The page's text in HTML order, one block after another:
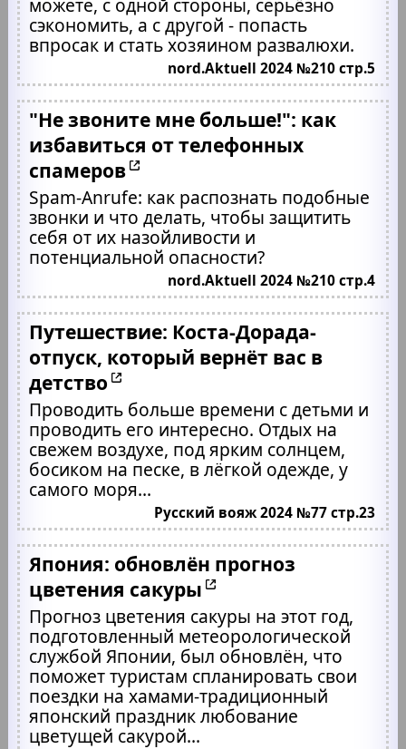
можете, с одной стороны, серьёзно
сэкономить, а с другой - попасть
впросак и стать хозяином развалюхи.
nord.Aktuell 2024 №210 стр.5
"Не звоните мне больше!": как
избавиться от телефонных
спамеров
Spam-Anrufe: как распознать подобные
звонки и что делать, чтобы защитить
себя от их назойливости и
потенциальной опасности?
nord.Aktuell 2024 №210 стр.4
Путешествие: Коста-Дорада-
отпуск, который вернёт вас в
детство
Проводить больше времени с детьми и
проводить его интересно. Отдых на
свежем воздухе, под ярким солнцем,
босиком на песке, в лёгкой одежде, у
самого моря...
Русский вояж 2024 №77 стр.23
Япония: обновлён прогноз
цветения сакуры
Прогноз цветения сакуры на этот год,
подготовленный метеорологической
службой Японии, был обновлён, что
поможет туристам спланировать свои
поездки на хамами-традиционный
японский праздник любование
цветущей сакурой...